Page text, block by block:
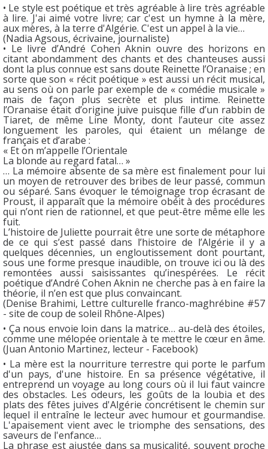
• Le style est poétique et très agréable à lire très agréable
à lire. J'ai aimé votre livre; car c'est un hymne à la mère,
aux mères, à la terre d'Algérie. C'est un appel à la vie…
(Nadia Agsous, écrivaine, journaliste)
• Le livre d’André Cohen Aknin ouvre des horizons en
citant abondamment des chants et des chanteuses aussi
dont la plus connue est sans doute Reinette l’Oranaise ; en
sorte que son « récit poétique » est aussi un récit musical,
au sens où on parle par exemple de « comédie musicale »
mais de façon plus secrète et plus intime. Reinette
l’Oranaise était d’origine juive puisque fille d’un rabbin de
Tiaret, de même Line Monty, dont l’auteur cite assez
longuement les paroles, qui étaient un mélange de
français et d’arabe :
« Et on m’appelle l’Orientale
La blonde au regard fatal… »
… La mémoire absente de sa mère est finalement pour lui
un moyen de retrouver des bribes de leur passé, commun
ou séparé. Sans évoquer le témoignage trop écrasant de
Proust, il apparaît que la mémoire obéit à des procédures
qui n’ont rien de rationnel, et que peut-être même elle les
fuit.
L’histoire de Juliette pourrait être une sorte de métaphore
de ce qui s’est passé dans l’histoire de l’Algérie il y a
quelques décennies, un engloutissement dont pourtant,
sous une forme presque inaudible, on trouve ici ou là des
remontées aussi saisissantes qu’inespérées. Le récit
poétique d’André Cohen Aknin ne cherche pas à en faire la
théorie, il n’en est que plus convaincant.
(Denise Brahimi, Lettre culturelle franco-maghrébine #57
- site de coup de soleil Rhône-Alpes)
• Ça nous envoie loin dans la matrice… au-delà des étoiles,
comme une mélopée orientale à te mettre le cœur en âme.
(Juan Antonio Martinez, lecteur - Facebook)
• La mère est la nourriture terrestre qui porte le parfum
d'un pays, d'une histoire. En sa présence végétative, il
entreprend un voyage au long cours où il lui faut vaincre
des obstacles. Les odeurs, les goûts de la loubia et des
plats des fêtes juives d'Algérie concrétisent le chemin sur
lequel il entraîne le lecteur avec humour et gourmandise.
L'apaisement vient avec le triomphe des sensations, des
saveurs de l'enfance…
La phrase est ajustée dans sa musicalité, souvent proche